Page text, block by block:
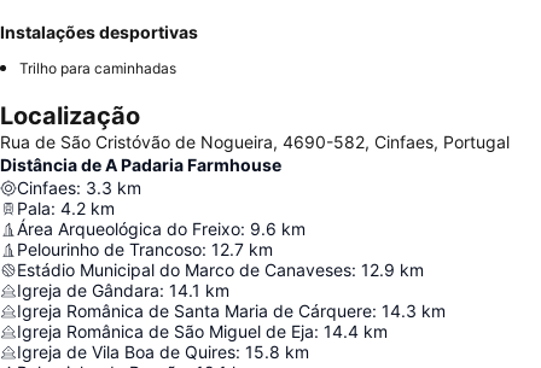
Instalações desportivas
Trilho para caminhadas
Localização
Rua de São Cristóvão de Nogueira, 4690-582, Cinfaes, Portugal
Distância de A Padaria Farmhouse
Cinfaes: 3.3 km
Pala: 4.2 km
Área Arqueológica do Freixo: 9.6 km
Pelourinho de Trancoso: 12.7 km
Estádio Municipal do Marco de Canaveses: 12.9 km
Igreja de Gândara: 14.1 km
Igreja Românica de Santa Maria de Cárquere: 14.3 km
Igreja Românica de São Miguel de Eja: 14.4 km
Igreja de Vila Boa de Quires: 15.8 km